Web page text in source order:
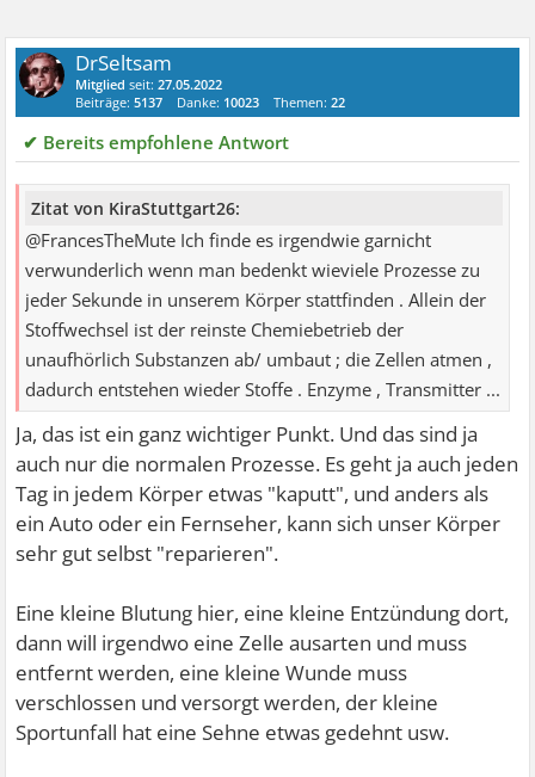
DrSeltsam
Mitglied seit:27.05.2022
Beiträge:5137 Danke: 10023 Themen:22
✔ Bereits empfohlene Antwort
Zitat von KiraStuttgart26:
@FrancesTheMute Ich finde es irgendwie garnicht
verwunderlich wenn man bedenkt wieviele Prozesse zu
jeder Sekunde in unserem Körper stattfinden . Allein der
Stoffwechsel ist der reinste Chemiebetrieb der
unaufhörlich Substanzen ab/ umbaut ; die Zellen atmen ,
dadurch entstehen wieder Stoffe . Enzyme , Transmitter ...
Ja, das ist ein ganz wichtiger Punkt. Und das sind ja
auch nur die normalen Prozesse. Es geht ja auch jeden
Tag in jedem Körper etwas "kaputt", und anders als
ein Auto oder ein Fernseher, kann sich unser Körper
sehr gut selbst "reparieren".
Eine kleine Blutung hier, eine kleine Entzündung dort,
dann will irgendwo eine Zelle ausarten und muss
entfernt werden, eine kleine Wunde muss
verschlossen und versorgt werden, der kleine
Sportunfall hat eine Sehne etwas gedehnt usw.